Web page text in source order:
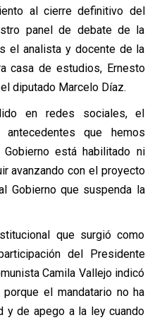
al cierre definitivo del
panel de debate de la
el analista y docente de la
casa de estudios, Ernesto
diputado Marcelo Díaz.
en redes sociales, el
que hemos
está habilitado ni
avanzando con el proyecto
Gobierno que suspenda la
que surgió como
del Presidente
Camila Vallejo indicó
el mandatario no ha
y de apego a la ley cuando